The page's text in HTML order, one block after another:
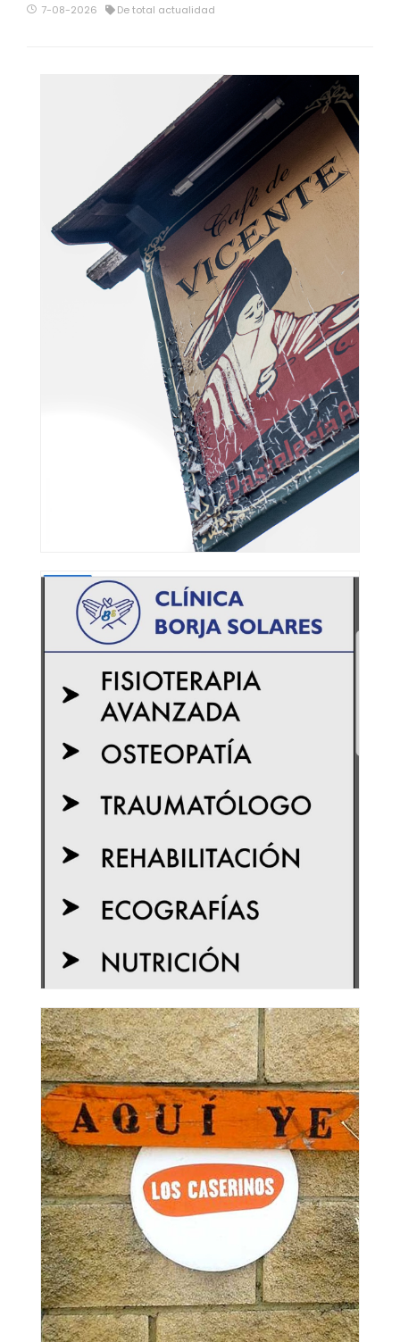
7-08-2026 De total actualidad